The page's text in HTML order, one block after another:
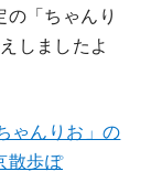
「ちゃんり
しましたよ
ゃんりお」の
散歩ぽ